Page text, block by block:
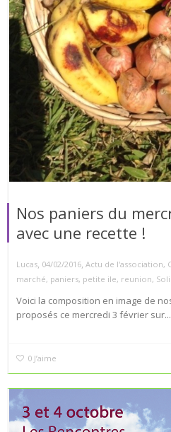
Nos paniers du
avec une recette !
Lucas, 04/02/2016, Actu de l'association,
marché, paniers, petite ile, reunion,
Voici la composition en image de
proposés ce mercredi 3 février sur...
0 J’aime